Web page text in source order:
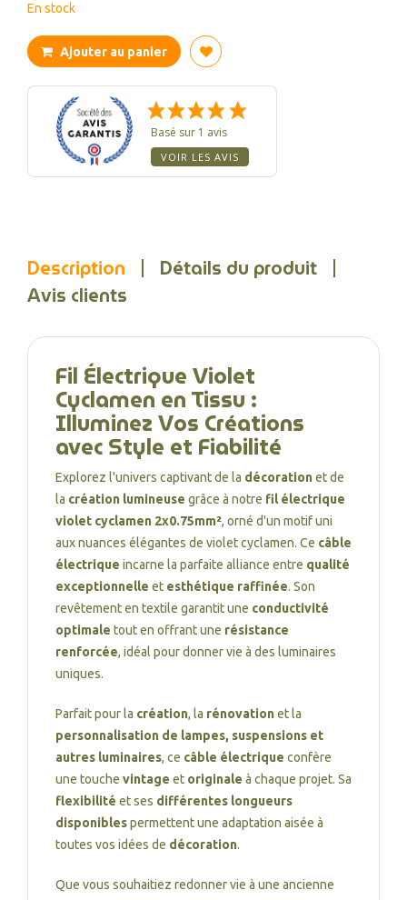
En stock
Ajouter au panier
Basé sur 1 avis
VOIR LES AVIS
Description
Détails du produit
Avis clients
Fil Électrique Violet
Cyclamen en Tissu :
Illuminez Vos Créations
avec Style et Fiabilité
Explorez l'univers captivant de la décorationet de
la création lumineuse grâce à notre fil électrique
violet cyclamen 2x0.75mm², orné d'un motif uni
aux nuances élégantes de violet cyclamen. Ce câble
électrique incarne la parfaite alliance entre qualité
exceptionnelle et esthétique raffinée. Son
revêtement en textile garantit une conductivité
optimale tout en offrant une résistance
renforcée, idéal pour donner vie à des luminaires
uniques.
Parfait pour la création, la rénovationet la
personnalisation de lampes, suspensions et
autres luminaires, ce câble électrique confère
une touche vintage et originale à chaque projet. Sa
flexibilité et ses différentes longueurs
disponiblespermettent une adaptation aisée à
toutes vos idées de décoration.
Que vous souhaitiez redonner vie à une ancienne